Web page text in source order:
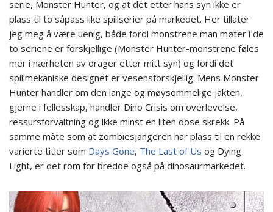
serie, Monster Hunter, og at det etter hans syn ikke er
plass til to såpass like spillserier på markedet. Her tillater
jeg meg å være uenig, både fordi monstrene man møter i de
to seriene er forskjellige (Monster Hunter-monstrene føles
mer i nærheten av drager etter mitt syn) og fordi det
spillmekaniske designet er vesensforskjellig. Mens Monster
Hunter handler om den lange og møysommelige jakten,
gjerne i fellesskap, handler Dino Crisis om overlevelse,
ressursforvaltning og ikke minst en liten dose skrekk. På
samme måte som at zombiesjangeren har plass til en rekke
varierte titler som Days Gone, The Last of Us og Dying
Light, er det rom for bredde også på dinosaurmarkedet.